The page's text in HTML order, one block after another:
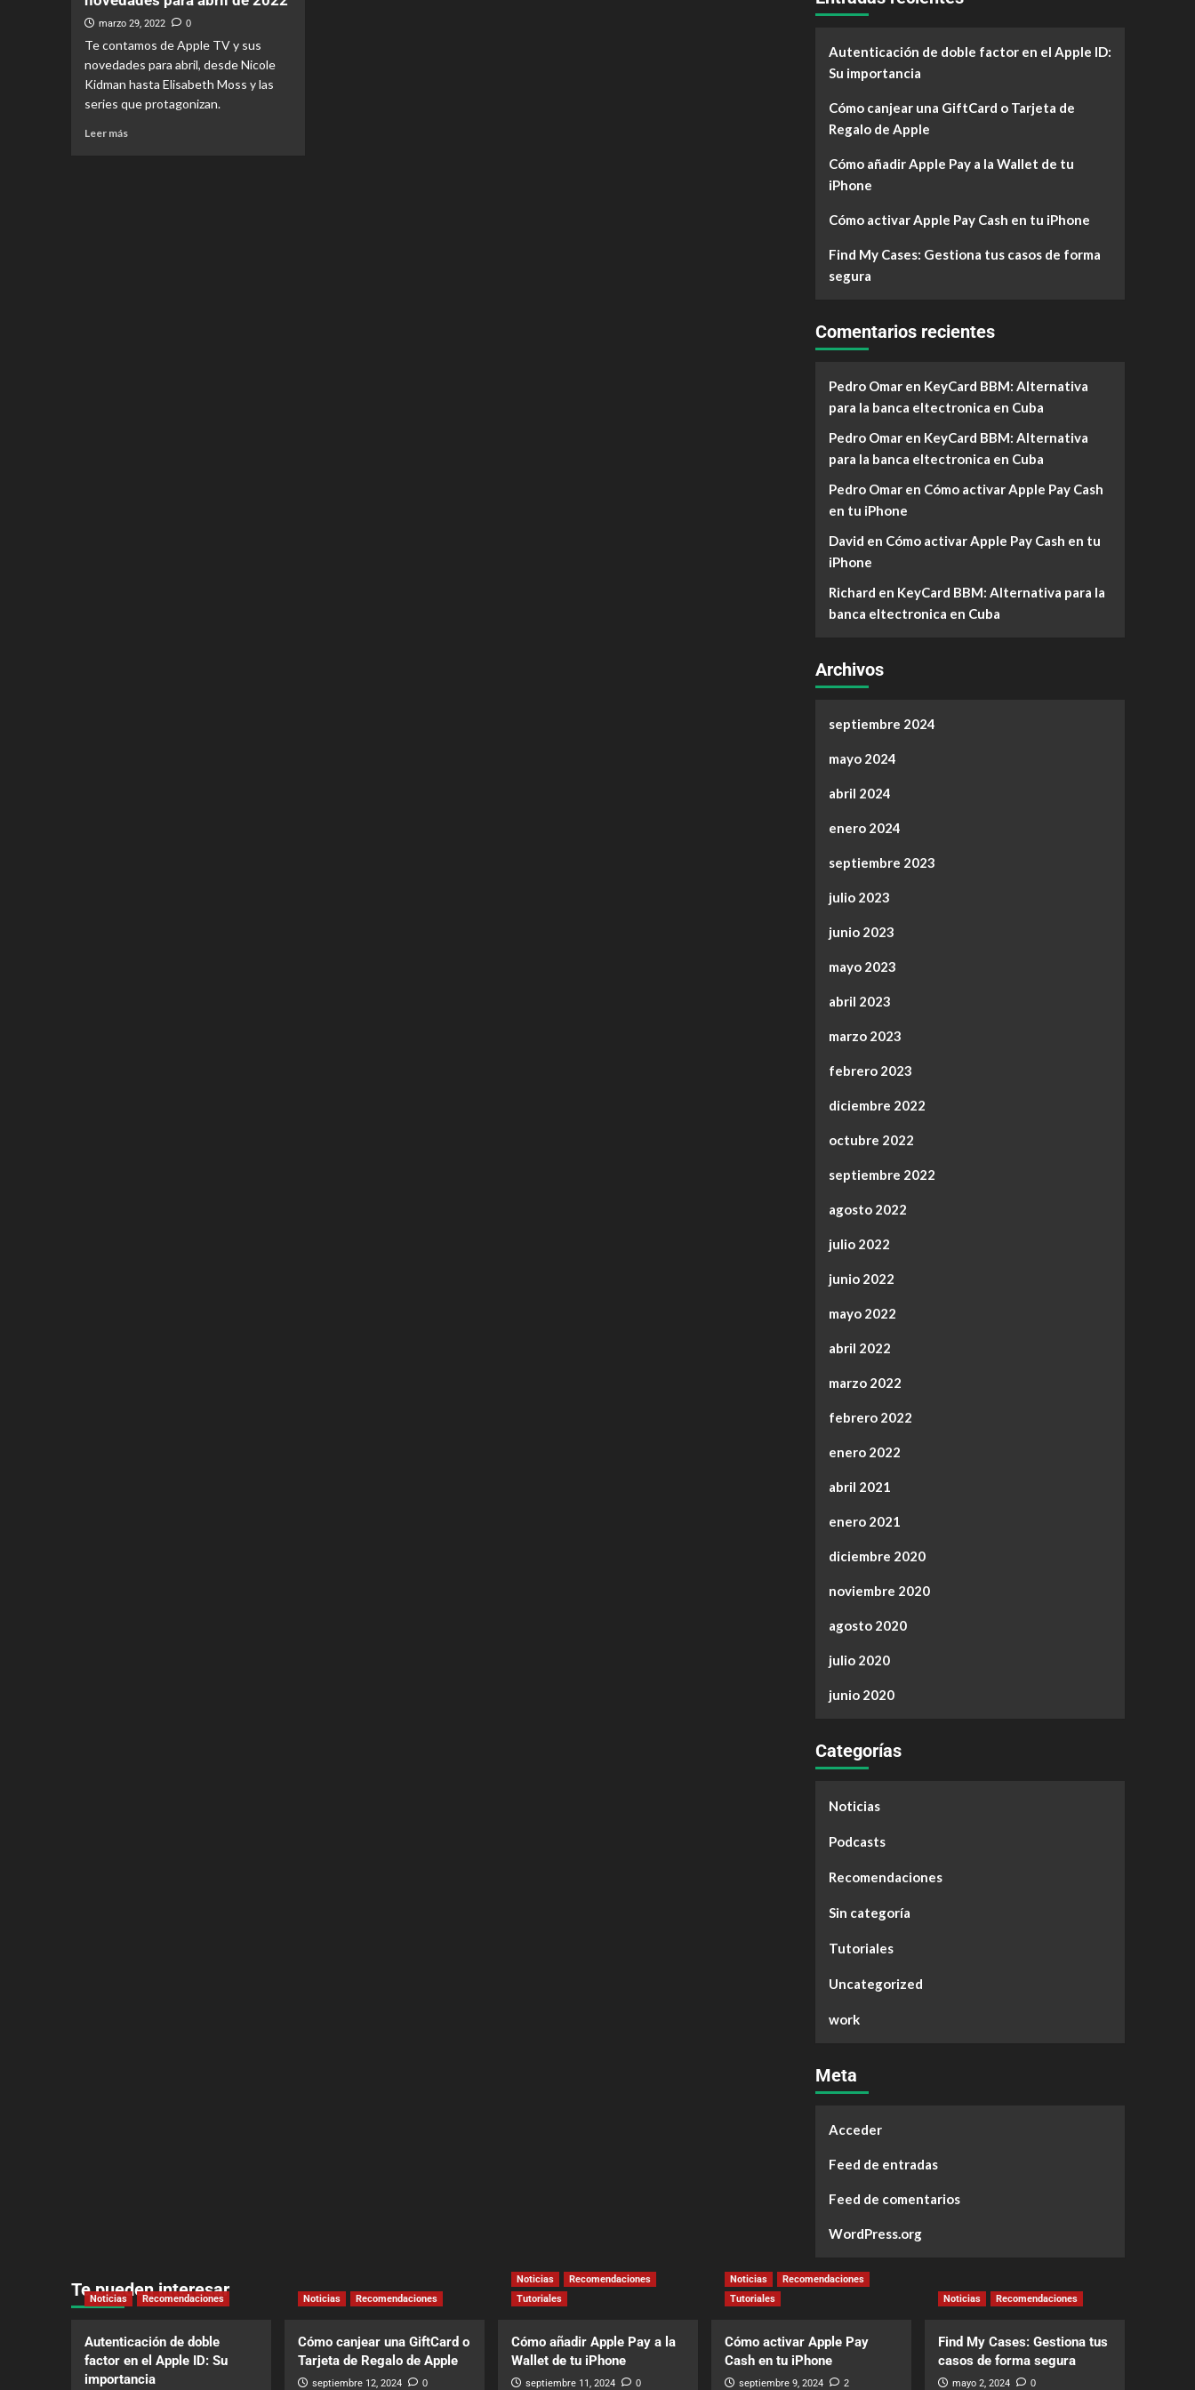
marzo 29, 2022 0
Te contamos de Apple TV y sus
novedades para abril, desde Nicole
Kidman hasta Elisabeth Moss y las
series que protagonizan.
Leer más
Autenticación de doble factor en el Apple ID:
Su importancia
Cómo canjear una GiftCard o Tarjeta de
Regalo de Apple
Cómo añadir Apple Pay a la Wallet de tu
iPhone
Cómo activar Apple Pay Cash en tu iPhone
Find My Cases: Gestiona tus casos de forma
segura
Comentarios recientes
Pedro Omaren KeyCard BBM: Alternativa
para la banca eltectronica en Cuba
Pedro Omaren KeyCard BBM: Alternativa
para la banca eltectronica en Cuba
Pedro Omaren Cómo activar Apple Pay Cash
en tu iPhone
David en Cómo activar Apple Pay Cash en tu
iPhone
Richard en KeyCard BBM: Alternativa para la
banca eltectronica en Cuba
Archivos
septiembre 2024
mayo 2024
abril 2024
enero 2024
septiembre 2023
julio 2023
junio 2023
mayo 2023
abril 2023
marzo 2023
febrero 2023
diciembre 2022
octubre 2022
septiembre 2022
agosto 2022
julio 2022
junio 2022
mayo 2022
abril 2022
marzo 2022
febrero 2022
enero 2022
abril 2021
enero 2021
diciembre 2020
noviembre 2020
agosto 2020
julio 2020
junio 2020
Categorías
Noticias
Podcasts
Recomendaciones
Sin categoría
Tutoriales
Uncategorized
work
Meta
Acceder
Feed de entradas
Feed de comentarios
WordPress.org
Te pueden interesar
Noticias Recomendaciones
Autenticación de doble
factor en el Apple ID: Su
importancia
Noticias Recomendaciones
Cómo canjear una GiftCard o
Tarjeta de Regalo de Apple
septiembre 12, 2024 0
Noticias
Recomendaciones
Tutoriales
Cómo añadir Apple Pay a la
Wallet de tu iPhone
septiembre 11, 2024 0
Noticias
Recomendaciones
Tutoriales
Cómo activar Apple Pay
Cash en tu iPhone
septiembre 9, 2024 2
Noticias Recomendaciones
Find My Cases: Gestiona tus
casos de forma segura
mayo 2, 2024 0